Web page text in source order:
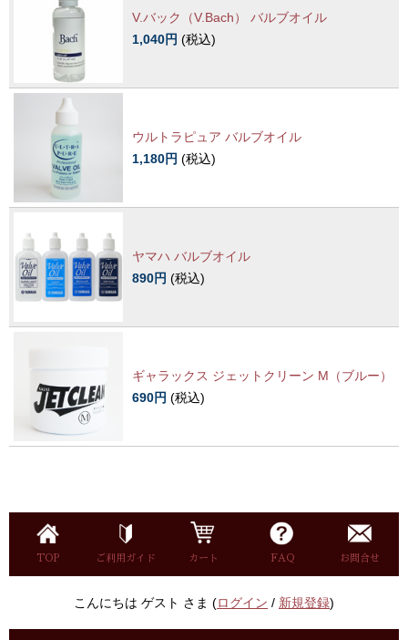
V.バック（V.Bach） バルブオイル
1,040円 (税込)
ウルトラピュア バルブオイル
1,180円 (税込)
ヤマハ バルブオイル
890円 (税込)
ギャラックス ジェットクリーン M（ブルー）
690円 (税込)
TOP ご利用ガイド カート FAQ お問合せ
こんにちは ゲスト さま (ログイン / 新規登録)